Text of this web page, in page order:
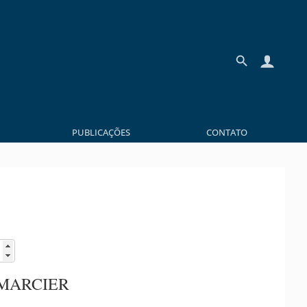
PUBLICAÇÕES CONTATO